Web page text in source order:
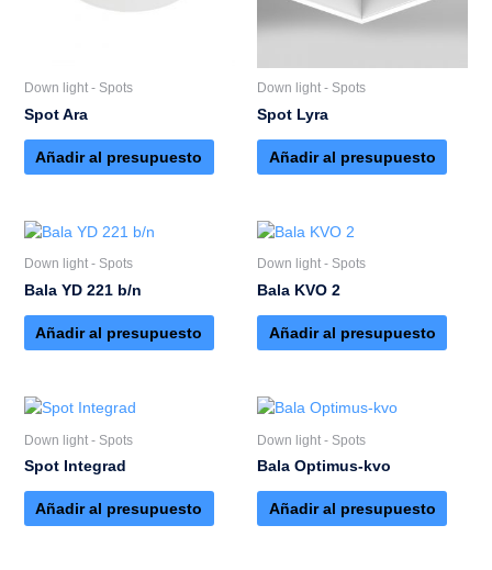
Down light - Spots
Spot Ara
Añadir al presupuesto
Down light - Spots
Spot Lyra
Añadir al presupuesto
Down light - Spots
Bala YD 221 b/n
Añadir al presupuesto
Down light - Spots
Bala KVO 2
Añadir al presupuesto
Down light - Spots
Spot Integrad
Añadir al presupuesto
Down light - Spots
Bala Optimus-kvo
Añadir al presupuesto